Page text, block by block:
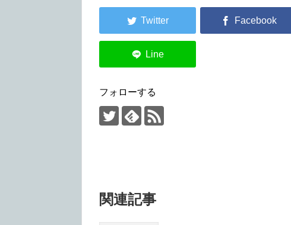
フォローする
関連記事